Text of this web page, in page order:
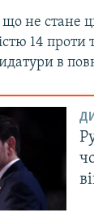
не стане
14 проти
в